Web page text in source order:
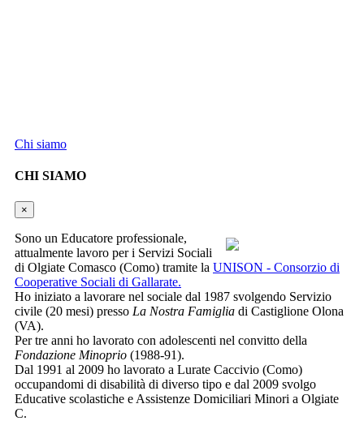
Chi siamo
CHI SIAMO
×
Sono un Educatore professionale,
attualmente lavoro per i Servizi Sociali
di Olgiate Comasco (Como) tramite la UNISON - Consorzio di
Cooperative Sociali di Gallarate.
Ho iniziato a lavorare nel sociale dal 1987 svolgendo Servizio
civile (20 mesi) presso La Nostra Famiglia di Castiglione Olona
(VA).
Per tre anni ho lavorato con adolescenti nel convitto della
Fondazione Minoprio (1988-91).
Dal 1991 al 2009 ho lavorato a Lurate Caccivio (Como)
occupandomi di disabilità di diverso tipo e dal 2009 svolgo
Educative scolastiche e Assistenze Domiciliari Minori a Olgiate
C.